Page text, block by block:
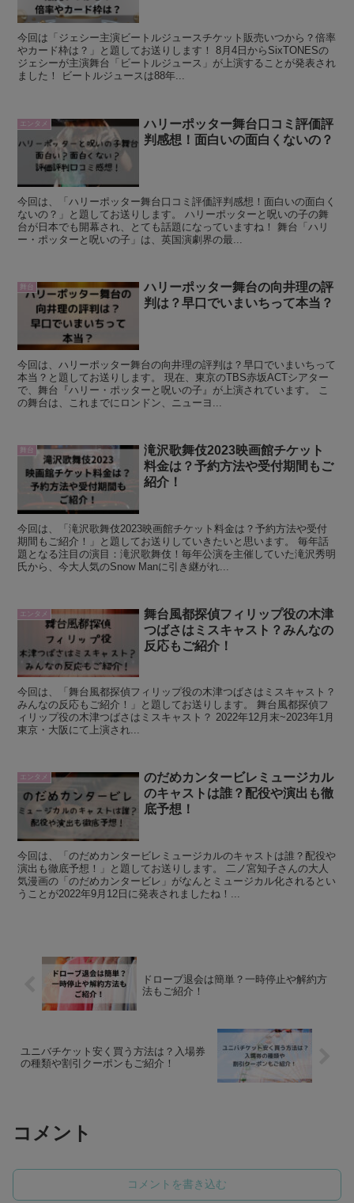
今回は「ジェシー主演ビートルジュースチケット販売いつから？倍率
やカード枠は？」と題してお送りします！ 8月4日からSixTONESの
ジェシーが主演舞台「ビートルジュース」が上演することが発表され
ました！ ビートルジュースは88年...
エンタメ
ハリーポッター舞台口コミ評価評
判感想！面白いの面白くないの？
今回は、「ハリーポッター舞台口コミ評価評判感想！面白いの面白く
ないの？」と題してお送りします。 ハリーポッターと呪いの子の舞
台が日本でも開幕され、とても話題になっていますね！ 舞台「ハリ
ー・ポッターと呪いの子」は、英国演劇界の最...
舞台
ハリーポッター舞台の向井理の評
判は？早口でいまいちって本当？
今回は、ハリーポッター舞台の向井理の評判は？早口でいまいちって
本当？と題してお送りします。 現在、東京のTBS赤坂ACTシアター
で、舞台『ハリー・ポッターと呪いの子』が上演されています。 こ
の舞台は、これまでにロンドン、ニューヨ...
舞台
滝沢歌舞伎2023映画館チケット
料金は？予約方法や受付期間もご
紹介！
今回は、「滝沢歌舞伎2023映画館チケット料金は？予約方法や受付
期間もご紹介！」と題してお送りしていきたいと思います。 毎年話
題となる注目の演目：滝沢歌舞伎！毎年公演を主催していた滝沢秀明
氏から、今大人気のSnow Manに引き継がれ...
エンタメ
舞台風都探偵フィリップ役の木津
つばさはミスキャスト？みんなの
反応もご紹介！
今回は、「舞台風都探偵フィリップ役の木津つばさはミスキャスト？
みんなの反応もご紹介！」と題してお送りします。 舞台風都探偵フ
ィリップ役の木津つばさはミスキャスト？ 2022年12月末~2023年1月
東京・大阪にて上演され...
エンタメ
のだめカンタービレミュージカル
のキャストは誰？配役や演出も徹
底予想！
今回は、「のだめカンタービレミュージカルのキャストは誰？配役や
演出も徹底予想！」と題してお送りします。 二ノ宮知子さんの大人
気漫画の「のだめカンタービレ」がなんとミュージカル化されるとい
うことが2022年9月12日に発表されましたね！...
ドローブ退会は簡単？一時停止や解約方
法もご紹介！
ユニバチケット安く買う方法は？入場券
の種類や割引クーポンもご紹介！
コメント
コメントを書き込む